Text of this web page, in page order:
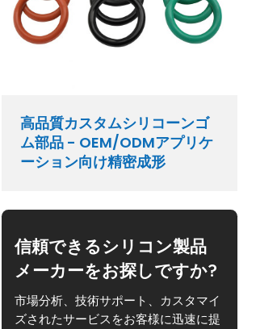
高品質カスタムシリコーンゴ
ム部品 - OEM/ODMアプリケ
ーション向け精密成形
信頼できるシリコン製品
メーカーをお探しですか?
市場分析、技術サポート、カスタマイ
ズされたサービスをお客様に迅速に提